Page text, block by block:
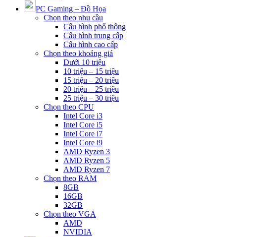
PC Gaming – Đồ Họa
Chọn theo nhu cầu
Cấu hình phổ thông
Cấu hình trung cấp
Cấu hình cao cấp
Chọn theo khoảng giá
Dưới 10 triệu
10 triệu – 15 triệu
15 triệu – 20 triệu
20 triệu – 25 triệu
25 triệu – 30 triệu
Chọn theo CPU
Intel Core i3
Intel Core i5
Intel Core i7
Intel Core i9
AMD Ryzen 3
AMD Ryzen 5
AMD Ryzen 7
Chọn theo RAM
8GB
16GB
32GB
Chọn theo VGA
AMD
NVIDIA